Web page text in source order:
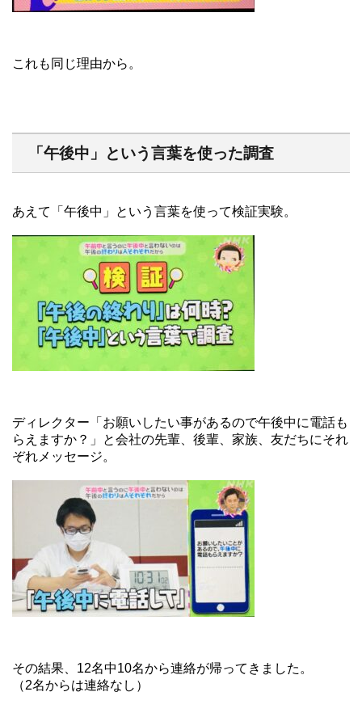
これも同じ理由から。
「午後中」という言葉を使った調査
あえて「午後中」という言葉を使って検証実験。
ディレクター「お願いしたい事があるので午後中に電話も
らえますか？」と会社の先輩、後輩、家族、友だちにそれ
ぞれメッセージ。
その結果、12名中10名から連絡が帰ってきました。
（2名からは連絡なし）